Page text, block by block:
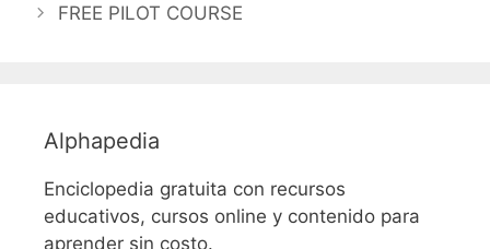
FREE PILOT COURSE
Alphapedia
Enciclopedia gratuita con recursos
educativos, cursos online y contenido para
aprender sin costo.